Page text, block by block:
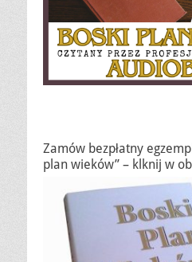
Zamów bezpłatny
plan wieków” – klknij w